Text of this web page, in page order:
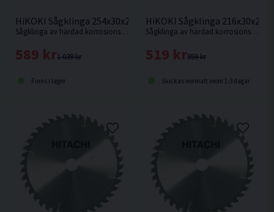
HiKOKI Sågklinga 254x30x2,3mm 40T
Sågklinga av härdad korrosionsbeständigt stål för kapning i hårt och mjukt trä.
1 039 kr
589 kr
Finns i lager
HiKOKI Sågklinga
Sågklinga av härdad korrosionsbeständigt stål för mycket fin sågning i hårt och mjukt trä.
959 kr
519 kr
Skickas normalt inom 1-3 dagar